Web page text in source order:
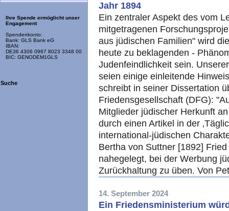
Ihre Spende ermöglicht unser
Engagement
Spendenkonto:
Bank: GLS Bank eG
IBAN:
DE36 4306 0967 8023 3348 00
BIC: GENODEM1GLS
Suche
Jahr 1894
Ein zentraler Aspekt des vom
mitgetragenen
aus jüdischen Familien" wird
heute zu beklagenden -
Judenfeindlichkeit sein.
seien einige einleitende
schreibt in seiner Dissertation
Friedensgesellschaft (DFG):
Mitglieder jüdischer Herkunft
durch einen Artikel in der
international-jüdischen
Bertha von Suttner [1892]
nahegelegt, bei der Werbung
Zurückhaltung zu üben. Von
14. September 2024
Ein Friedensministerium